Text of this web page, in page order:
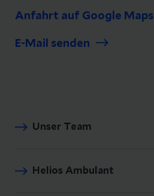
Anfahrt auf Google Maps
E-Mail senden
Unser Team
Helios Ambulant